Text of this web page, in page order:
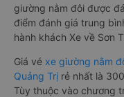
giường nằm đôi được
điểm đánh giá trung
hành khách Xe về Sơn
Giá vé xe giường nằm
Quảng Trị rẻ nhất là
Tùy thuộc vào chương